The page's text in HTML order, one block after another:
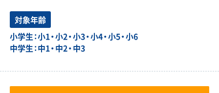
対象年齢
小学生：小1・小2・小3・小4・小5・小6
中学生：中1・中2・中3